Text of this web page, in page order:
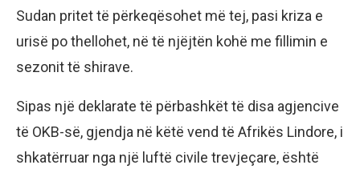
Sudan pritet të përkeqësohet më tej, pasi kriza e
urisë po thellohet, në të njëjtën kohë me fillimin e
sezonit të shirave.
Sipas një deklarate të përbashkët të disa agjencive
të OKB-së, gjendja në këtë vend të Afrikës Lindore, i
shkatërruar nga një luftë civile trevjeçare, është